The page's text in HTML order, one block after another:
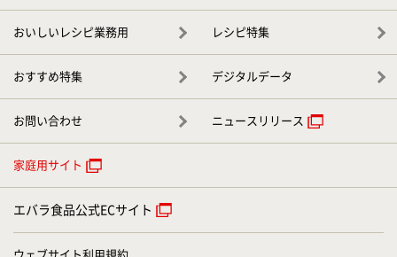
おいしいレシピ業務用 レシピ特集
おすすめ特集 デジタルデータ
お問い合わせ ニュースリリース
家庭用サイト
エバラ食品公式ECサイト